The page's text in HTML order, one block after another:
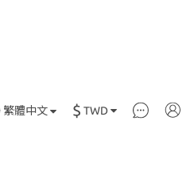
繁體中文 $ TWD